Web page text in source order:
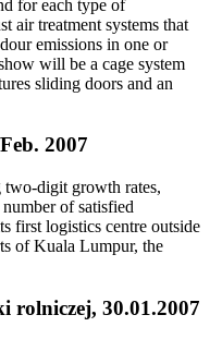
for each type of
treatment systems that
emissions in one or
will be a cage system
sliding doors and an
2007
digit growth rates,
of satisfied
first logistics centre outside
of Kuala Lumpur, the
rolniczej, 30.01.2007